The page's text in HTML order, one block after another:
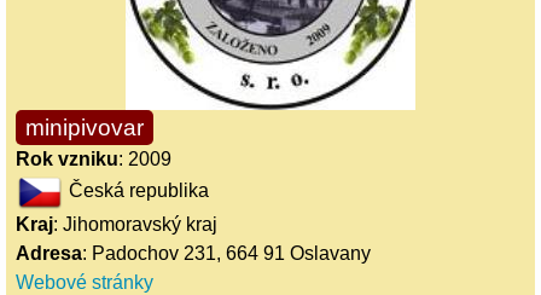
minipivovar
Rok vzniku: 2009
Česká republika
Kraj: Jihomoravský kraj
Adresa: Padochov 231, 664 91 Oslavany
Webové stránky